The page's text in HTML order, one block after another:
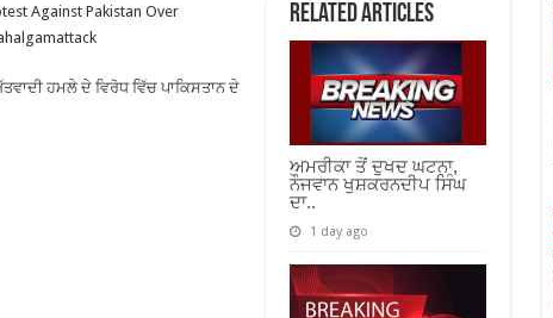
Related Articles
ਅਮਰੀਕਾ ਤੋਂ ਦੁਖਦ ਘਟਨਾ,
ਨੌਜਵਾਨ ਖੁਸ਼ਕਰਨਦੀਪ ਸਿੰਘ
ਦਾ..
1 day ago
Against Pakistan Over
ਹਮਲੇ ਦੇ ਵਿਰੋਧ ਵਿੱਚ ਪਾਕਿਸਤਾਨ ਦੇ